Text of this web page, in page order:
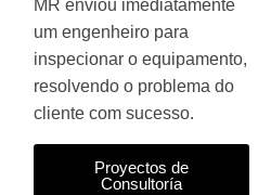
MR enviou imediatamente
um engenheiro para
inspecionar o equipamento,
resolvendo o problema do
cliente com sucesso.
Proyectos de
Consultoría